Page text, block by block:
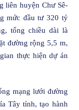
liên huyện Chư Sê-
mức đầu tư 320 tỷ
tổng chiều dài là
đường rộng 5,5 m,
thực hiện dự án
mạng lưới đường
Tây tỉnh, tạo hành